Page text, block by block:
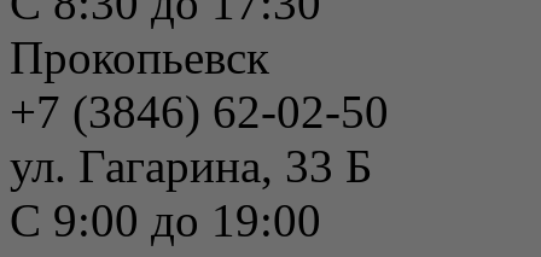
Прокопьевск
+7 (3846) 62-02-50
ул. Гагарина, 33 Б
С 9:00 до 19:00